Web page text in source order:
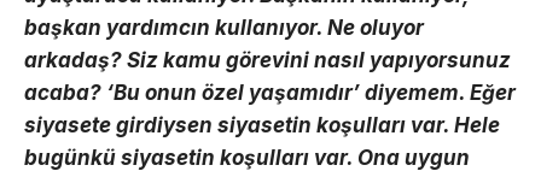
başkan yardımcın kullanıyor. Ne oluyor
arkadaş? Siz kamu görevini nasıl yapıyorsunuz
acaba? ‘Bu onun özel yaşamıdır’ diyemem. Eğer
siyasete girdiysen siyasetin koşulları var. Hele
bugünkü siyasetin koşulları var. Ona uygun